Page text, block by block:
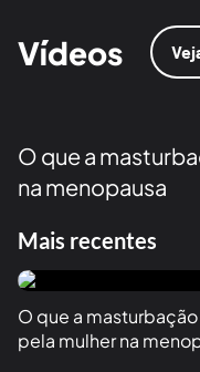
Vídeos
O que a
na menopausa
Mais recentes
O que a
pela mulher na